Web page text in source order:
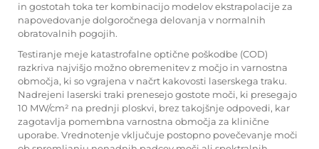
in gostotah toka ter kombinacijo modelov ekstrapolacije za
napovedovanje dolgoročnega delovanja v normalnih
obratovalnih pogojih.
Testiranje meje katastrofalne optične poškodbe (COD)
razkriva najvišjo možno obremenitev z močjo in varnostna
območja, ki so vgrajena v načrt kakovosti laserskega traku.
Nadrejeni laserski traki prenesejo gostote moči, ki presegajo
10 MW/cm² na prednji ploskvi, brez takojšnje odpovedi, kar
zagotavlja pomembna varnostna območja za klinične
uporabe. Vrednotenje vključuje postopno povečevanje moči